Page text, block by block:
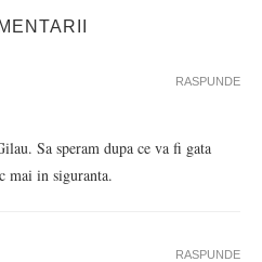
Sa speram dupa ce va fi gata
mai in siguranta.
RASPUNDE
RASPUNDE